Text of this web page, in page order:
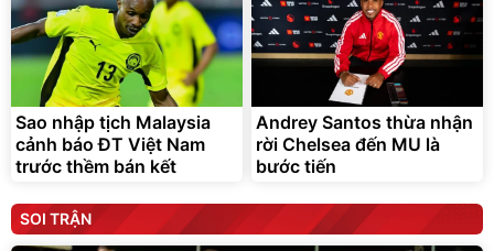
Sao nhập tịch Malaysia
cảnh báo ĐT Việt Nam
trước thềm bán kết
Andrey Santos thừa nhận
rời Chelsea đến MU là
bước tiến
SOI TRẬN